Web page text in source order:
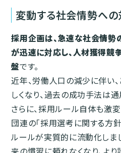
変動する社会情勢へ
採用企画は、急速な社会情
が迅速に対応し、人材獲得競
盤です。
近年、労働人口の減少に伴い
しくなり、過去の成功手法は通
さらに、採用ルール自体も激
団連の「採用選考に関する方
ルールが実質的に流動化しま